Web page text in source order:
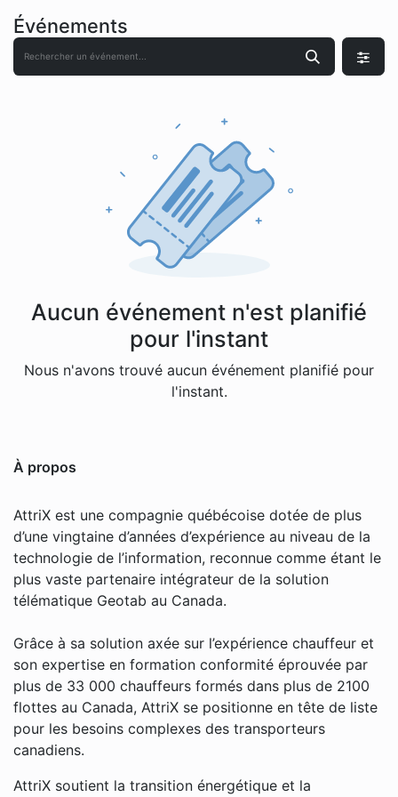
Événements
Aucun événement n'est planifié
pour l'instant
Nous n'avons trouvé aucun événement planifié pour
l'instant.
À propos
AttriX est une compagnie québécoise dotée de plus
d’une vingtaine d’années d’expérience au niveau de la
technologie de l’information, reconnue comme étant le
plus vaste partenaire intégrateur de la solution
télématique Geotab au Canada.
Grâce à sa solution axée sur l’expérience chauffeur et
son expertise en formation conformité éprouvée par
plus de 33 000 chauffeurs formés dans plus de 2100
flottes au Canada, AttriX se positionne en tête de liste
pour les besoins complexes des transporteurs
canadiens.
AttriX soutient la transition énergétique et la